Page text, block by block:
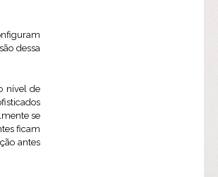
dessa
nível de
se
ficam
antes